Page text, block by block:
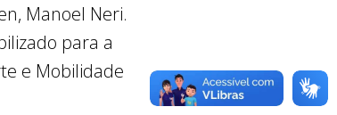
Manoel Neri.
para a
e Mobilidade